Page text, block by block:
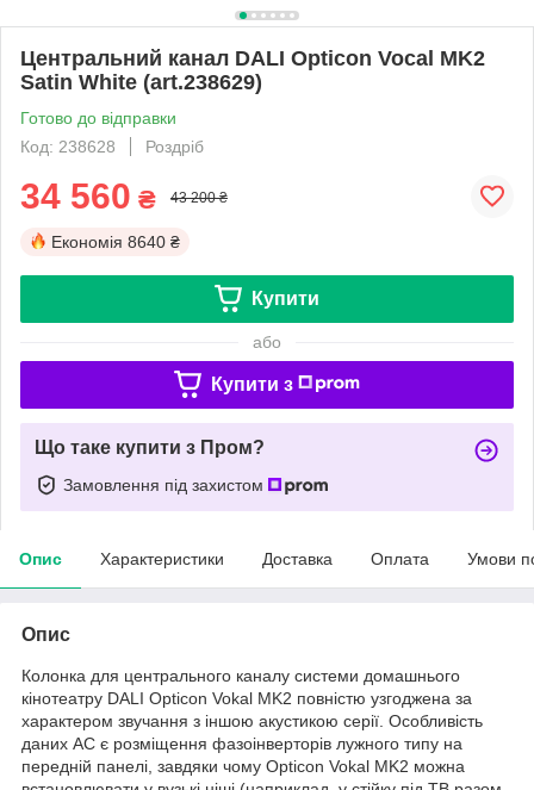
Центральний канал DALI Opticon Vocal MK2
Satin White (art.238629)
Готово до відправки
Код: 238628
Роздріб
34 560 ₴ 43 200 ₴
Економія 8640 ₴
Купити
або
Купити з
Що таке купити з Пром?
Замовлення під захистом
Опис Характеристики Доставка Оплата Умови
Опис
Колонка для центрального каналу системи домашнього
кінотеатру DALI Opticon Vokal MK2 повністю узгоджена за
характером звучання з іншою акустикою серії. Особливість
даних АС є розміщення фазоінверторів лужного типу на
передній панелі, завдяки чому Opticon Vokal MK2 можна